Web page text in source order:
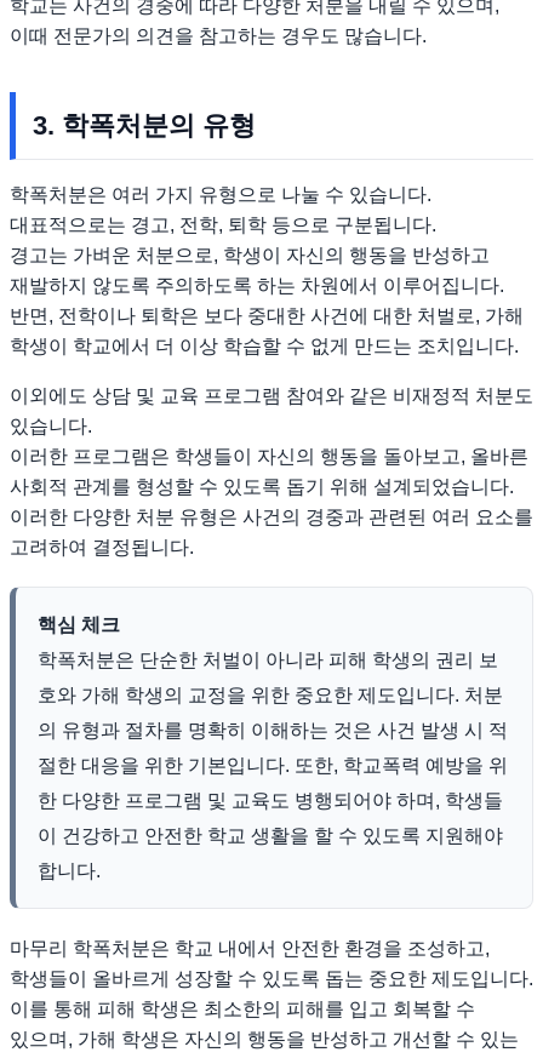
학교는 사건의 경중에 따라 다양한 처분을 내릴 수 있으며,
이때 전문가의 의견을 참고하는 경우도 많습니다.
3. 학폭처분의 유형
학폭처분은 여러 가지 유형으로 나눌 수 있습니다.
대표적으로는 경고, 전학, 퇴학 등으로 구분됩니다.
경고는 가벼운 처분으로, 학생이 자신의 행동을 반성하고
재발하지 않도록 주의하도록 하는 차원에서 이루어집니다.
반면, 전학이나 퇴학은 보다 중대한 사건에 대한 처벌로, 가해
학생이 학교에서 더 이상 학습할 수 없게 만드는 조치입니다.
이외에도 상담 및 교육 프로그램 참여와 같은 비재정적 처분도
있습니다.
이러한 프로그램은 학생들이 자신의 행동을 돌아보고, 올바른
사회적 관계를 형성할 수 있도록 돕기 위해 설계되었습니다.
이러한 다양한 처분 유형은 사건의 경중과 관련된 여러 요소를
고려하여 결정됩니다.
핵심 체크
학폭처분은 단순한 처벌이 아니라 피해 학생의 권리 보
호와 가해 학생의 교정을 위한 중요한 제도입니다. 처분
의 유형과 절차를 명확히 이해하는 것은 사건 발생 시 적
절한 대응을 위한 기본입니다. 또한, 학교폭력 예방을 위
한 다양한 프로그램 및 교육도 병행되어야 하며, 학생들
이 건강하고 안전한 학교 생활을 할 수 있도록 지원해야
합니다.
마무리 학폭처분은 학교 내에서 안전한 환경을 조성하고,
학생들이 올바르게 성장할 수 있도록 돕는 중요한 제도입니다.
이를 통해 피해 학생은 최소한의 피해를 입고 회복할 수
있으며, 가해 학생은 자신의 행동을 반성하고 개선할 수 있는